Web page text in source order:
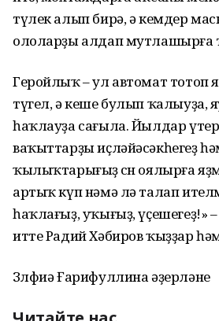
түлек алып бирә, ә кемдер
ололарҙы алдап
Геройлыҡ – ул автомат тотоп
түгел, ә кеше булып ҡалыуҙа,
һаҡлауҙа сағыла. Йылдар
ваҡыттарҙы иҫләйәсәкһегеҙ
ҡылыҡтарығыҙ өсөн оялырға
артыҡ күп нәмә лә талап
һаҡлағыҙ, уҡығыҙ, үҫешегеҙ!» –
итте Радий Хәбиров ҡыҙҙар
Зөлфиә Ғарифуллина әҙерләне